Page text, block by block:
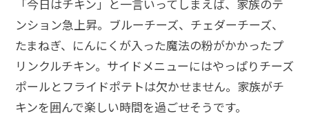
「今日はチキン」と一言いってしまえば、家族のテ
ンション急上昇。ブルーチーズ、チェダーチーズ、
たまねぎ、にんにくが入った魔法の粉がかかったプ
リンクルチキン。サイドメニューにはやっぱりチーズ
ポールとフライドポテトは欠かせません。家族がチ
キンを囲んで楽しい時間を過ごせそうです。